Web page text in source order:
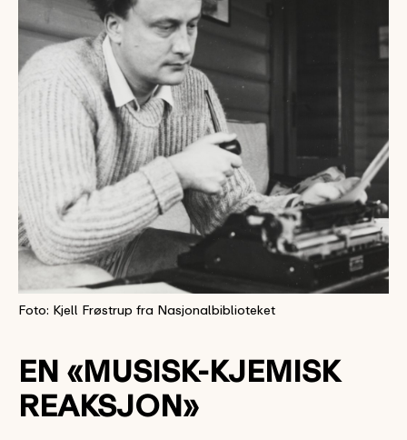
Foto: Kjell Frøstrup fra Nasjonalbiblioteket
EN «MUSISK-KJEMISK
REAKSJON»